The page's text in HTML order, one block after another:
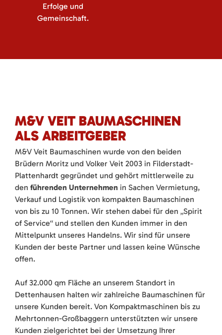
Erfolge und
Gemeinschaft.
M&V VEIT BAUMASCHINEN
ALS ARBEITGEBER
M&V Veit Baumaschinen wurde von den beiden
Brüdern Moritz und Volker Veit 2003 in Filderstadt-
Plattenhardt gegründet und gehört mittlerweile zu
den führenden Unternehmen in Sachen Vermietung,
Verkauf und Logistik von kompakten Baumaschinen
von bis zu 10 Tonnen. Wir stehen dabei für den „Spirit
of Service“ und stellen den Kunden immer in den
Mittelpunkt unseres Handelns. Wir sind für unsere
Kunden der beste Partner und lassen keine Wünsche
offen.
Auf 32.000 qm Fläche an unserem Standort in
Dettenhausen halten wir zahlreiche Baumaschinen für
unsere Kunden bereit. Von Kompaktmaschinen bis zu
Mehrtonnen-Großbaggern unterstützten wir unsere
Kunden zielgerichtet bei der Umsetzung Ihrer